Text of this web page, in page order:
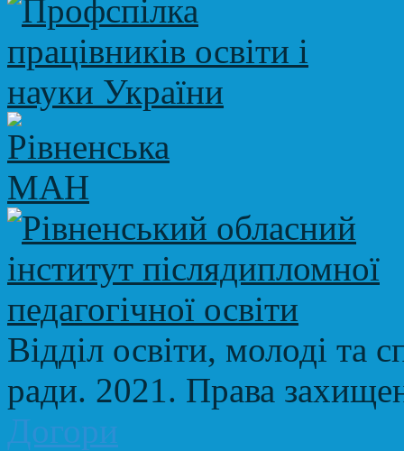
Відділ освіти, молоді та
ради. 2021. Права
Догори